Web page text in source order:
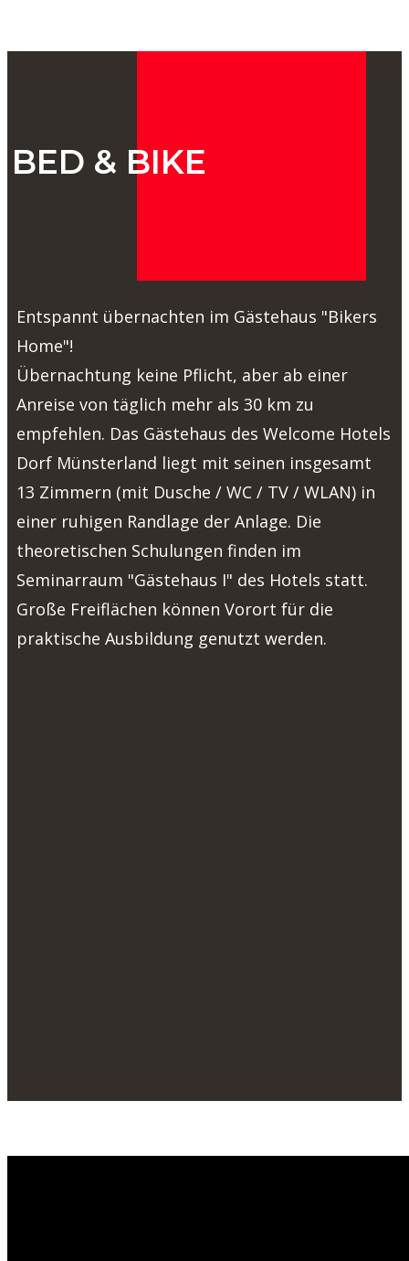
BED & BIKE
Entspannt übernachten im Gästehaus "Bikers
Home"!
Übernachtung keine Pflicht, aber ab einer
Anreise von täglich mehr als 30 km zu
empfehlen. Das Gästehaus des Welcome Hotels
Dorf Münsterland liegt mit seinen insgesamt
13 Zimmern (mit Dusche / WC / TV / WLAN) in
einer ruhigen Randlage der Anlage. Die
theoretischen Schulungen finden im
Seminarraum "Gästehaus I" des Hotels statt.
Große Freiflächen können Vorort für die
praktische Ausbildung genutzt werden.